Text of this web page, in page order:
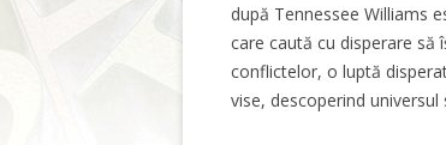
după Tennessee Williams
care caută cu disperare să
conflictelor, o luptă
vise, descoperind